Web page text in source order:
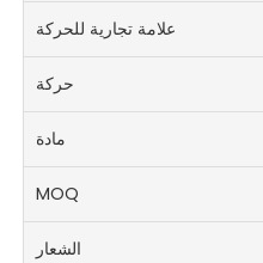
علامة تجارية للحركة
حركة
مادة
MOQ
الشعار